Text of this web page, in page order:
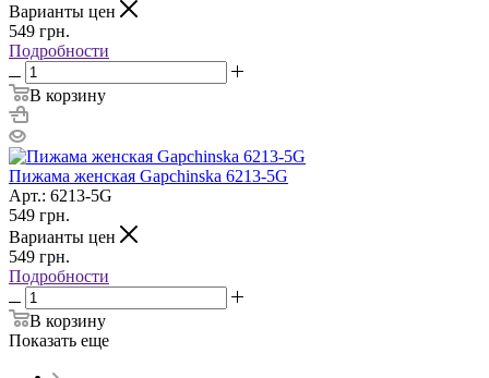
Варианты цен
549 грн.
Подробности
В корзину
Пижама женская Gapchinska 6213-5G
Арт.: 6213-5G
549 грн.
Варианты цен
549 грн.
Подробности
В корзину
Показать еще